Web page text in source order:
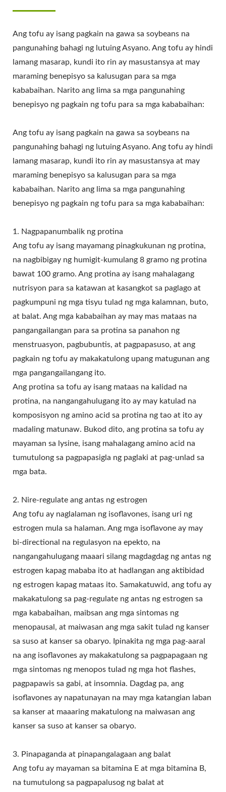
Ang tofu ay isang pagkain na gawa sa soybeans na
pangunahing bahagi ng lutuing Asyano. Ang tofu ay hindi
lamang masarap, kundi ito rin ay masustansya at may
maraming benepisyo sa kalusugan para sa mga
kababaihan. Narito ang lima sa mga pangunahing
benepisyo ng pagkain ng tofu para sa mga kababaihan:
Ang tofu ay isang pagkain na gawa sa soybeans na
pangunahing bahagi ng lutuing Asyano. Ang tofu ay hindi
lamang masarap, kundi ito rin ay masustansya at may
maraming benepisyo sa kalusugan para sa mga
kababaihan. Narito ang lima sa mga pangunahing
benepisyo ng pagkain ng tofu para sa mga kababaihan:
1. Nagpapanumbalik ng protina
Ang tofu ay isang mayamang pinagkukunan ng protina,
na nagbibigay ng humigit-kumulang 8 gramo ng protina
bawat 100 gramo. Ang protina ay isang mahalagang
nutrisyon para sa katawan at kasangkot sa paglago at
pagkumpuni ng mga tisyu tulad ng mga kalamnan, buto,
at balat. Ang mga kababaihan ay may mas mataas na
pangangailangan para sa protina sa panahon ng
menstruasyon, pagbubuntis, at pagpapasuso, at ang
pagkain ng tofu ay makakatulong upang matugunan ang
mga pangangailangang ito.
Ang protina sa tofu ay isang mataas na kalidad na
protina, na nangangahulugang ito ay may katulad na
komposisyon ng amino acid sa protina ng tao at ito ay
madaling matunaw. Bukod dito, ang protina sa tofu ay
mayaman sa lysine, isang mahalagang amino acid na
tumutulong sa pagpapasigla ng paglaki at pag-unlad sa
mga bata.
2. Nire-regulate ang antas ng estrogen
Ang tofu ay naglalaman ng isoflavones, isang uri ng
estrogen mula sa halaman. Ang mga isoflavone ay may
bi-directional na regulasyon na epekto, na
nangangahulugang maaari silang magdagdag ng antas ng
estrogen kapag mababa ito at hadlangan ang aktibidad
ng estrogen kapag mataas ito. Samakatuwid, ang tofu ay
makakatulong sa pag-regulate ng antas ng estrogen sa
mga kababaihan, maibsan ang mga sintomas ng
menopausal, at maiwasan ang mga sakit tulad ng kanser
sa suso at kanser sa obaryo. Ipinakita ng mga pag-aaral
na ang isoflavones ay makakatulong sa pagpapagaan ng
mga sintomas ng menopos tulad ng mga hot flashes,
pagpapawis sa gabi, at insomnia. Dagdag pa, ang
isoflavones ay napatunayan na may mga katangian laban
sa kanser at maaaring makatulong na maiwasan ang
kanser sa suso at kanser sa obaryo.
3. Pinapaganda at pinapangalagaan ang balat
Ang tofu ay mayaman sa bitamina E at mga bitamina B,
na tumutulong sa pagpapalusog ng balat at